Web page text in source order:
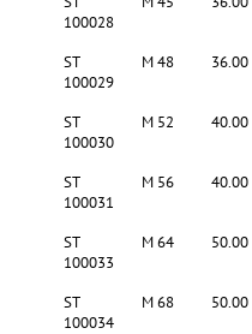
100028
ST
100029
M 48 36.00
ST
100030
M 52 40.00
ST
100031
M 56 40.00
ST
100033
M 64 50.00
ST
100034
M 68 50.00